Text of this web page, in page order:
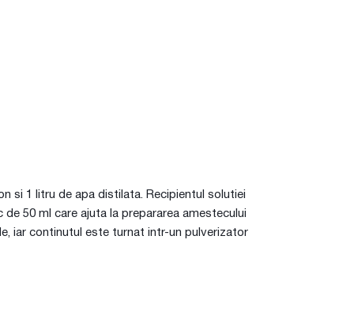
si 1 litru de apa distilata. Recipientul solutiei
50 ml care ajuta la prepararea amestecului
iar continutul este turnat intr-un pulverizator